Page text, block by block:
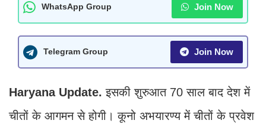
WhatsApp Group Join Now
Telegram Group Join Now
Haryana Update.इसकी शुरुआत 70 साल बाद देश में
चीतों के आगमन से होगी। कूनो अभयारण्य में चीतों के प्रवेश